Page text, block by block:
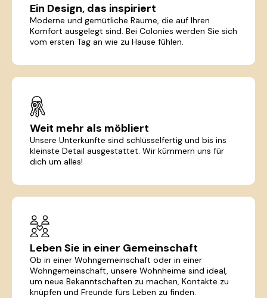
Ein Design, das inspiriert
Moderne und gemütliche Räume, die auf Ihren
Komfort ausgelegt sind. Bei Colonies werden Sie sich
vom ersten Tag an wie zu Hause fühlen.
Weit mehr als möbliert
Unsere Unterkünfte sind schlüsselfertig und bis ins
kleinste Detail ausgestattet. Wir kümmern uns für
dich um alles!
Leben Sie in einer Gemeinschaft
Ob in einer Wohngemeinschaft oder in einer
Wohngemeinschaft, unsere Wohnheime sind ideal,
um neue Bekanntschaften zu machen, Kontakte zu
knüpfen und Freunde fürs Leben zu finden.